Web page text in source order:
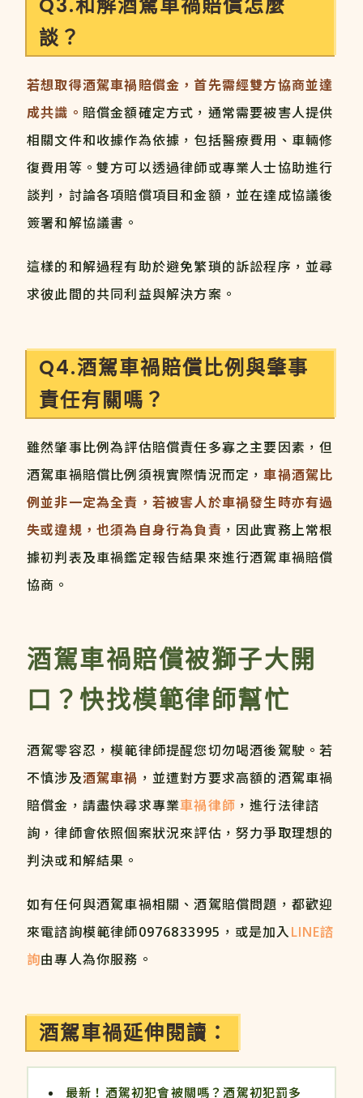
談？
若想取得酒駕車禍賠償金，首先需經雙方協商並達
成共識。 賠償金額確定方式，通常需要被害人提供
相關文件和收據作為依據，包括醫療費用、車輛修
復費用等。雙方可以透過律師或專業人士協助進行
談判，討論各項賠償項目和金額，並在達成協議後
簽署和解協議書。
這樣的和解過程有助於避免繁瑣的訴訟程序，並尋
求彼此間的共同利益與解決方案。
Q4.酒駕車禍賠償比例與肇事
責任有關嗎？
雖然肇事比例為評估賠償責任多寡之主要因素，但
酒駕車禍賠償比例須視實際情況而定，車禍酒駕比
例並非一定為全責，若被害人於車禍發生時亦有過
失或違規，也須為自身行為負責 ，因此實務上常根
據初判表及車禍鑑定報告結果來進行酒駕車禍賠償
協商。
酒駕車禍賠償被獅子大開
口？快找模範律師幫忙
酒駕零容忍，模範律師提醒您切勿喝酒後駕駛。若
不慎涉及酒駕車禍 ，並遭對方要求高額的酒駕車禍
賠償金，請盡快尋求專業車禍律師 ，進行法律諮
詢，律師會依照個案狀況來評估，努力爭取理想的
判決或和解結果。
如有任何與酒駕車禍相關、酒駕賠償問題，都歡迎
來電諮詢模範律師0976833995 ，或是加入LINE諮
詢由專人為你服務。
酒駕車禍延伸閱讀：
最新！酒駕初犯會被關嗎？酒駕初犯罰多